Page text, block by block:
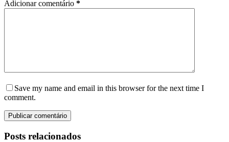
Adicionar comentário *
Save my name and email in this browser for the next time I
comment.
Publicar comentário
Posts relacionados